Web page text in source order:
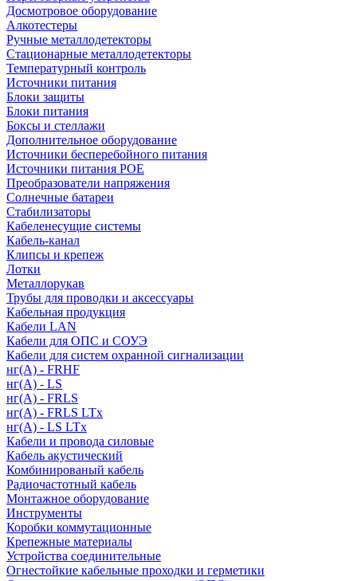
Досмотровое оборудование
Алкотестеры
Ручные металлодетекторы
Стационарные металлодетекторы
Температурный контроль
Источники питания
Блоки защиты
Блоки питания
Боксы и стеллажи
Дополнительное оборудование
Источники бесперебойного питания
Источники питания POE
Преобразователи напряжения
Солнечные батареи
Стабилизаторы
Кабеленесущие системы
Кабель-канал
Клипсы и крепеж
Лотки
Металлорукав
Трубы для проводки и аксессуары
Кабельная продукция
Кабели LAN
Кабели для ОПС и СОУЭ
Кабели для систем охранной сигнализации
нг(A) - FRHF
нг(A) - LS
нг(А) - FRLS
нг(А) - FRLS LTx
нг(А) - LS LTx
Кабели и провода силовые
Кабель акустический
Комбинированый кабель
Радиочастотный кабель
Монтажное оборудование
Инструменты
Коробки коммутационные
Крепежные материалы
Устройства соединительные
Огнестойкие кабельные проходки и герметики